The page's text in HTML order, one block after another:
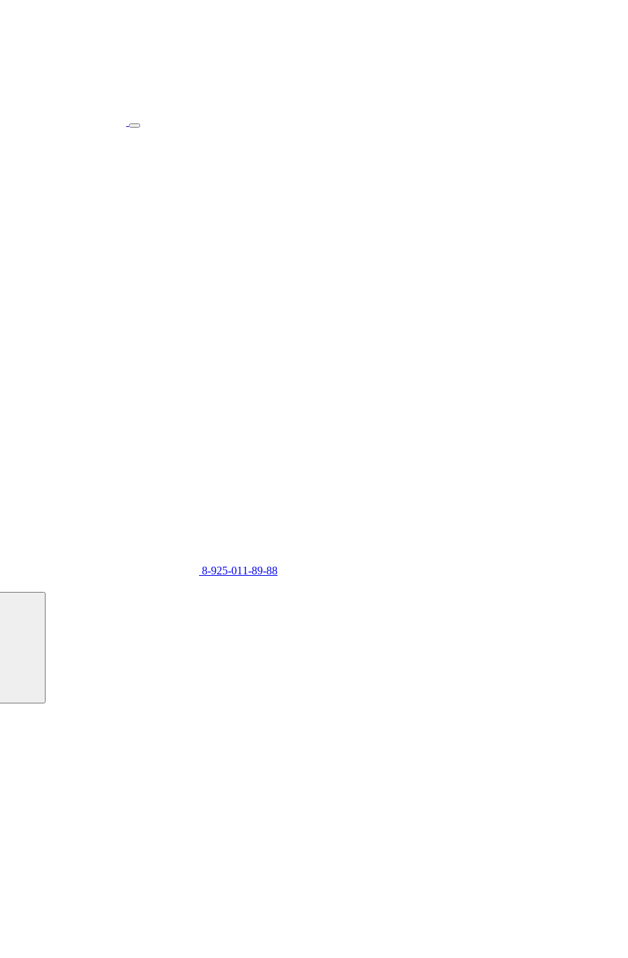
8-925-011-89-88